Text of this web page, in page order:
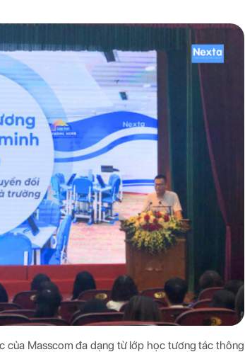
của Masscom đa dạng từ lớp học tương tác thông